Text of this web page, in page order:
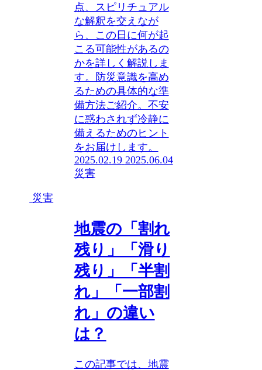
点、スピリチュアル
な解釈を交えなが
ら、この日に何が起
こる可能性があるの
かを詳しく解説しま
す。防災意識を高め
るための具体的な準
備方法ご紹介。不安
に惑わされず冷静に
備えるためのヒント
をお届けします。
2025.02.19 2025.06.04
災害
災害
地震の「割れ
残り」「滑り
残り」「半割
れ」「一部割
れ」の違い
は？
この記事では、地震